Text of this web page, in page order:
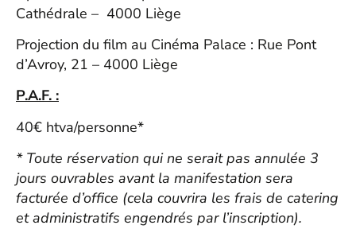
Cathédrale – 4000 Liège
Projection du film au Cinéma Palace : Rue Pont
d’Avroy, 21 – 4000 Liège
P.A.F. :
40€ htva/personne*
* Toute réservation qui ne serait pas annulée 3
jours ouvrables avant la manifestation sera
facturée d’office (cela couvrira les frais de catering
et administratifs engendrés par l’inscription).